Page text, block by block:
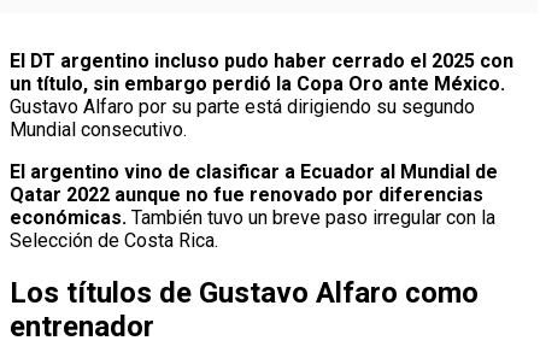
El DT argentino incluso pudo haber cerrado el 2025 con
un título, sin embargo perdió la Copa Oro ante México.
Gustavo Alfaro por su parte está dirigiendo su segundo
Mundial consecutivo.
El argentino vino de clasificar a Ecuador al Mundial de
Qatar 2022 aunque no fue renovado por diferencias
económicas. También tuvo un breve paso irregular con la
Selección de Costa Rica.
Los títulos de Gustavo Alfaro como
entrenador